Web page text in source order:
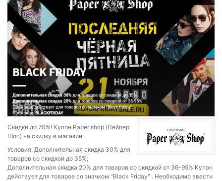
Скидки до 70%! Купон Paper shop (Пейпер
Шоп) на скидку в магазин.
Условия: Дополнительная скидка 30% для
товаров со скидкой до 35%;
Дополнительная скидка 20% для товаров со скидкой от 36-95% Купон
действует для товаров со значком "Black Friday" . Необходимо ввести